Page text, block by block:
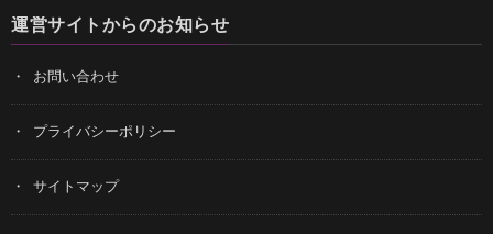
運営サイトからのお知らせ
お問い合わせ
プライバシーポリシー
サイトマップ